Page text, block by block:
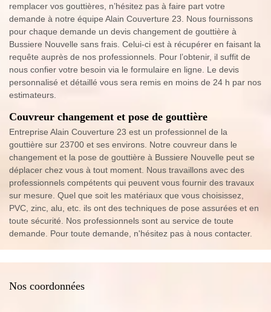
remplacer vos gouttières, n’hésitez pas à faire part votre
demande à notre équipe Alain Couverture 23. Nous fournissons
pour chaque demande un devis changement de gouttière à
Bussiere Nouvelle sans frais. Celui-ci est à récupérer en faisant la
requête auprès de nos professionnels. Pour l’obtenir, il suffit de
nous confier votre besoin via le formulaire en ligne. Le devis
personnalisé et détaillé vous sera remis en moins de 24 h par nos
estimateurs.
Couvreur changement et pose de gouttière
Entreprise Alain Couverture 23 est un professionnel de la
gouttière sur 23700 et ses environs. Notre couvreur dans le
changement et la pose de gouttière à Bussiere Nouvelle peut se
déplacer chez vous à tout moment. Nous travaillons avec des
professionnels compétents qui peuvent vous fournir des travaux
sur mesure. Quel que soit les matériaux que vous choisissez,
PVC, zinc, alu, etc. ils ont des techniques de pose assurées et en
toute sécurité. Nos professionnels sont au service de toute
demande. Pour toute demande, n'hésitez pas à nous contacter.
Nos coordonnées